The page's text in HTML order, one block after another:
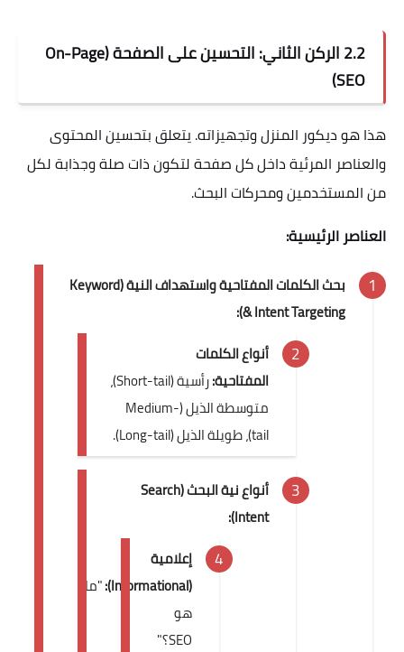
2.2 الركن الثاني: التحسين على الصفحة (On-Page
SEO)
هذا هو ديكور المنزل وتجهيزاته. يتعلق بتحسين المحتوى
والعناصر المرئية داخل كل صفحة لتكون ذات صلة وجذابة لكل
من المستخدمين ومحركات البحث.
العناصر الرئيسية:
بحث الكلمات المفتاحية واستهداف النية (Keyword
& Intent Targeting):
أنواع الكلمات
المفتاحية:
رأسية (Short-tail)،
متوسطة الذيل (Medium-
tail)، طويلة الذيل (Long-tail).
أنواع نية البحث (Search
Intent):
إعلامية
(Informational):
"ما
هو
SEO؟"